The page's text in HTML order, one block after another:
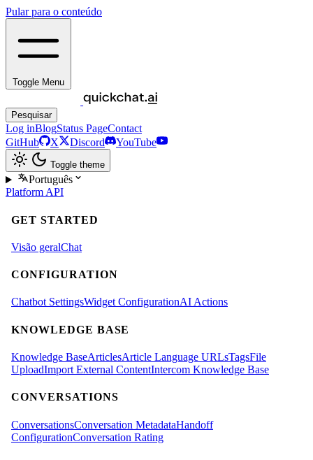
Pular para o conteúdo
Toggle Menu
Pesquisar
Log inBlogStatus PageContact
GitHub
X Discord YouTube
Toggle theme
Português
Platform API
GET STARTED
Visão geralChat
CONFIGURATION
Chatbot SettingsWidget ConfigurationAI Actions
KNOWLEDGE BASE
Knowledge BaseArticlesArticle Language URLsTagsFile
UploadImport External ContentIntercom Knowledge Base
CONVERSATIONS
ConversationsConversation MetadataHandoff
ConfigurationConversation Rating